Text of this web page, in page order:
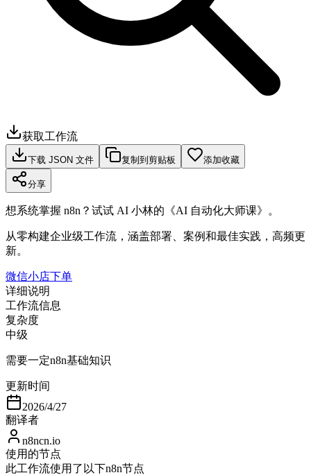
获取工作流
下载 JSON 文件 复制到剪贴板 添加收藏
分享
想系统掌握 n8n？试试 AI 小林的《AI 自动化大师课》。
从零构建企业级工作流，涵盖部署、案例和最佳实践，高频更
新。
微信小店下单
详细说明
工作流信息
复杂度
中级
需要一定n8n基础知识
更新时间
2026/4/27
翻译者
n8ncn.io
使用的节点
此工作流使用了以下n8n节点